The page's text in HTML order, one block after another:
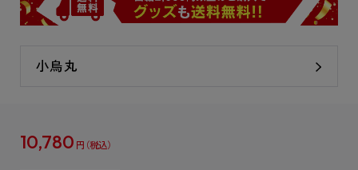
小烏丸
10,780 円